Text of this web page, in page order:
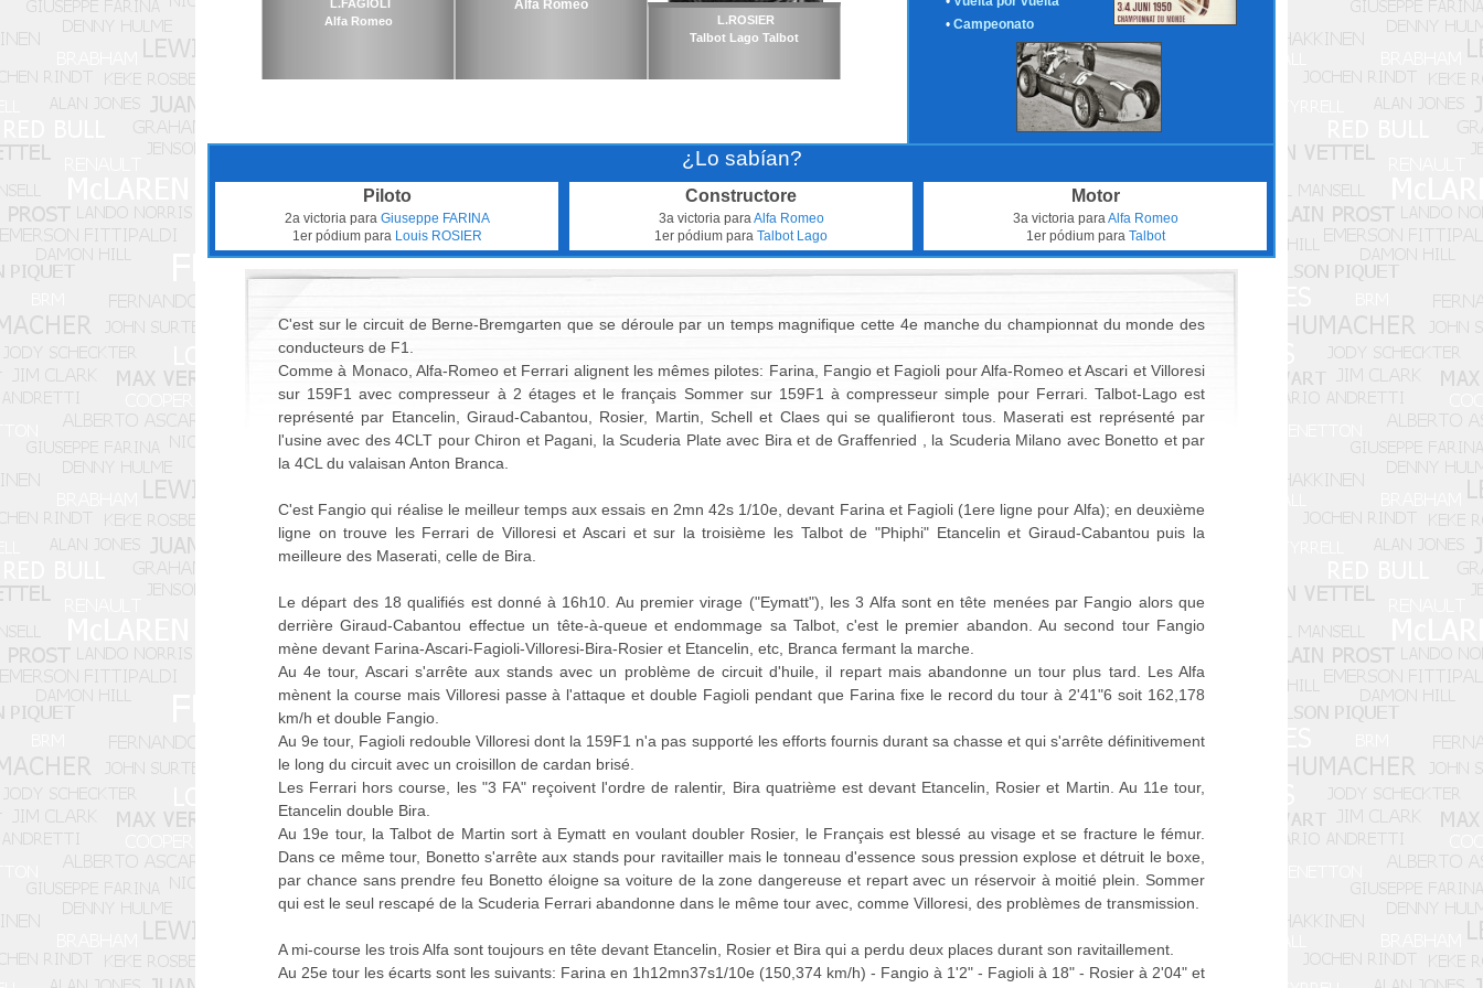
L.FAGIOLI
Alfa Romeo
Alfa Romeo
L.ROSIER
Talbot Lago Talbot
• Campeonato
¿Lo sabían?
Piloto
2a victoria para Giuseppe FARINA
1er pódium para Louis ROSIER
Constructore
3a victoria paraAlfa Romeo
1er pódium para Talbot Lago
Motor
3a victoria paraAlfa Romeo
1er pódium para Talbot
C'est sur le circuit de Berne-Bremgarten que se déroule par un temps magnifique cette 4e manche du championnat du monde des
conducteurs de F1.
Comme à Monaco, Alfa-Romeo et Ferrari alignent les mêmes pilotes: Farina, Fangio et Fagioli pour Alfa-Romeo et Ascari et Villoresi
sur 159F1 avec compresseur à 2 étages et le français Sommer sur 159F1 à compresseur simple pour Ferrari. Talbot-Lago est
représenté par Etancelin, Giraud-Cabantou, Rosier, Martin, Schell et Claes qui se qualifieront tous. Maserati est représenté par
l'usine avec des 4CLT pour Chiron et Pagani, la Scuderia Plate avec Bira et de Graffenried , la Scuderia Milano avec Bonetto et par
la 4CL du valaisan Anton Branca.
C'est Fangio qui réalise le meilleur temps aux essais en 2mn 42s 1/10e, devant Farina et Fagioli (1ere ligne pour Alfa); en deuxième
ligne on trouve les Ferrari de Villoresi et Ascari et sur la troisième les Talbot de "Phiphi" Etancelin et Giraud-Cabantou puis la
meilleure des Maserati, celle de Bira.
Le départ des 18 qualifiés est donné à 16h10. Au premier virage ("Eymatt"), les 3 Alfa sont en tête menées par Fangio alors que
derrière Giraud-Cabantou effectue un tête-à-queue et endommage sa Talbot, c'est le premier abandon. Au second tour Fangio
mène devant Farina-Ascari-Fagioli-Villoresi-Bira-Rosier et Etancelin, etc, Branca fermant la marche.
Au 4e tour, Ascari s'arrête aux stands avec un problème de circuit d'huile, il repart mais abandonne un tour plus tard. Les Alfa
mènent la course mais Villoresi passe à l'attaque et double Fagioli pendant que Farina fixe le record du tour à 2'41"6 soit 162,178
km/h et double Fangio.
Au 9e tour, Fagioli redouble Villoresi dont la 159F1 n'a pas supporté les efforts fournis durant sa chasse et qui s'arrête définitivement
le long du circuit avec un croisillon de cardan brisé.
Les Ferrari hors course, les "3 FA" reçoivent l'ordre de ralentir, Bira quatrième est devant Etancelin, Rosier et Martin. Au 11e tour,
Etancelin double Bira.
Au 19e tour, la Talbot de Martin sort à Eymatt en voulant doubler Rosier, le Français est blessé au visage et se fracture le fémur.
Dans ce même tour, Bonetto s'arrête aux stands pour ravitailler mais le tonneau d'essence sous pression explose et détruit le boxe,
par chance sans prendre feu Bonetto éloigne sa voiture de la zone dangereuse et repart avec un réservoir à moitié plein. Sommer
qui est le seul rescapé de la Scuderia Ferrari abandonne dans le même tour avec, comme Villoresi, des problèmes de transmission.
A mi-course les trois Alfa sont toujours en tête devant Etancelin, Rosier et Bira qui a perdu deux places durant son ravitaillement.
Au 25e tour les écarts sont les suivants: Farina en 1h12mn37s1/10e (150,374 km/h) - Fangio à 1'2" - Fagioli à 18" - Rosier à 2'04" et